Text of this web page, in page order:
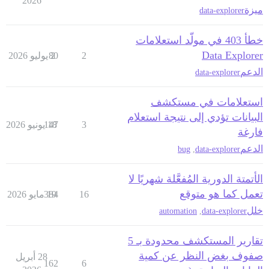
ميزةdata-explorer
خطأ 403 في مولّد استعلامات
Data Explorer
الدعمdata-explorer
2
80
2 يوليو 2026
استعلامات في مستكشف
البيانات تؤدي إلى نتيجة استعلام
فارغة
الدعمdata-explorer
bug
3
147
18 يونيو 2026
الأتمتة الدورية المُفعَّلة شهريًا لا
تعمل كما هو متوقع
خللdata-explorer
automation
16
384
19 مايو 2026
تقارير المستكشف محدودة بـ 5
صفوف بغض النظر عن كمية
6
162
28 أبريل